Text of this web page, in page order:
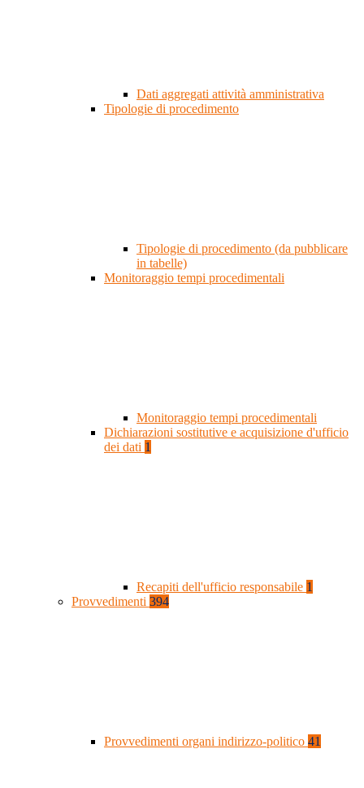
Dati aggregati attività amministrativa
Tipologie di procedimento
Tipologie di procedimento (da pubblicare
in tabelle)
Monitoraggio tempi procedimentali
Monitoraggio tempi procedimentali
Dichiarazioni sostitutive e acquisizione d'ufficio
dei dati 1
Recapiti dell'ufficio responsabile 1
Provvedimenti 394
Provvedimenti organi indirizzo-politico 41